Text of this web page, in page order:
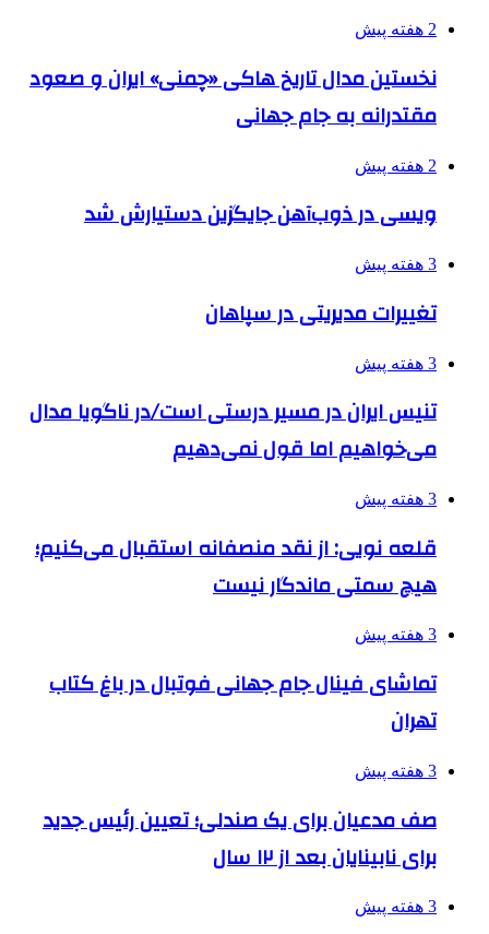
2 هفته پیش
نخستین مدال تاریخ هاکی «چمنی» ایران و صعود
مقتدرانه به جام جهانی
2 هفته پیش
ویسی در ذوب‌آهن جایگزین دستیارش شد
3 هفته پیش
تغییرات مدیریتی در سپاهان
3 هفته پیش
تنیس ایران در مسیر درستی است/در ناگویا مدال
می‌خواهیم اما قول نمی‌دهیم
3 هفته پیش
قلعه نویی: از نقد منصفانه استقبال می‌کنیم؛
هیچ سمتی ماندگار نیست
3 هفته پیش
تماشای فینال جام جهانی فوتبال در باغ کتاب
تهران
3 هفته پیش
صف مدعیان برای یک صندلی؛ تعیین رئیس جدید
برای نابینایان بعد از ۱۲ سال
3 هفته پیش